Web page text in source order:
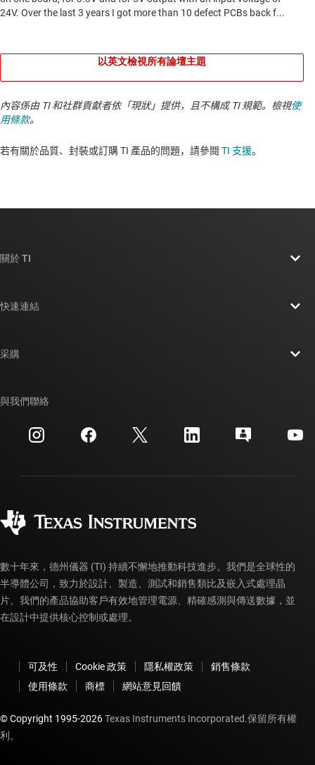
以英文檢視所有論壇主題
內容係由 TI 和社群貢獻者依「現狀」提供，且不構成 TI 規範。檢視使
用條款。
若有關於品質、封裝或訂購 TI 產品的問題，請參閱 TI 支援。​​​​​​​​​​​​​​
關於 TI
投資人關系
製造
快速連結
交互參考搜索
客戶支援中心
myTI 帳戶常見問題解答
采購
訂購 FAQ
與我們聯絡
數十年來，德州儀器 (TI) 持續不懈地推動科技進步。我們是全球性的
半導體公司，致力於設計、製造、測試和銷售類比及嵌入式處理晶
片。我們的產品協助客戶有效地管理電源、精確感測與傳送數據，並
在設計中提供核心控制或處理。
可及性 Cookie 政策 隱私權政策
銷售條款
使用條款
商標 網站意見回饋
© Copyright 1995-2026Texas Instruments Incorporated.保留所有權
利。